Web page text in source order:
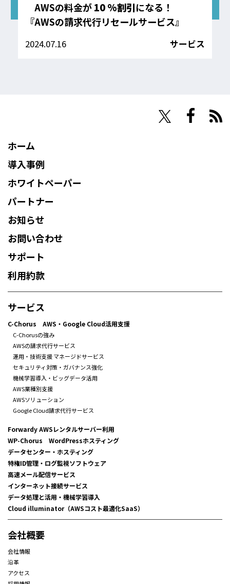
AWSの料金が10 %割引になる！
『AWSの請求代行リセールサービス』
2024.07.16 サービス
ホーム
導入事例
ホワイトペーパー
パートナー
お知らせ
お問い合わせ
サポート
利用約款
サービス
C-Chorus AWS・Google Cloud活用支援
C-Chorusの強み
AWSの請求代行サービス
運用・技術支援 マネージドサービス
セキュリティ対策・ガバナンス強化
機械学習導入・ビッグデータ活用
AWS業種別支援
AWSソリューション
Google Cloud請求代行サービス
Forwardy AWSレンタルサーバー利用
WP-Chorus WordPressホスティング
データセンター・ホスティング
特権ID管理・ログ監視ソフトウェア
高速メール配信サービス
インターネット接続サービス
データ処理と活用・機械学習導入
Cloud illuminator（AWSコスト最適化SaaS）
会社概要
会社情報
沿革
アクセス